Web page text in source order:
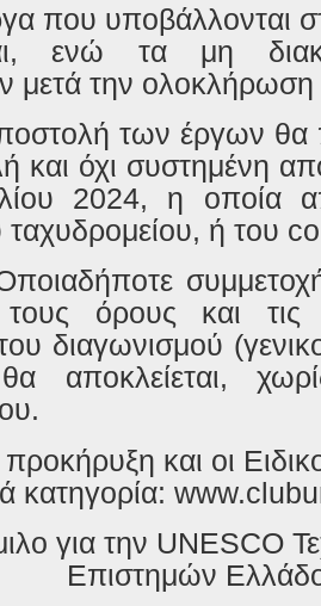
που υποβάλλονται
ενώ τα μη
μετά την ολοκλήρωση
των έργων θα
και όχι συστημένη
2024, η οποία
ή του
τους όρους και
διαγωνισμού
αποκλείεται,
και οι
κατηγορία: www.
για την UNESCO
Επιστημών